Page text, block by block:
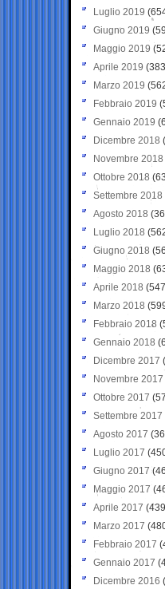
Luglio 2019
Giugno 2019
Maggio 2019
Aprile 2019
Marzo 2019
Febbraio 2019
Gennaio 2019
Dicembre 2018
Novembre 2018
Ottobre 2018
Settembre 2018
Agosto 2018
Luglio 2018
Giugno 2018
Maggio 2018
Aprile 2018
Marzo 2018
Febbraio 2018
Gennaio 2018
Dicembre 2017
Novembre 2017
Ottobre 2017
Settembre 2017
Agosto 2017
Luglio 2017
Giugno 2017
Maggio 2017
Aprile 2017
Marzo 2017
Febbraio 2017
Gennaio 2017
Dicembre 2016